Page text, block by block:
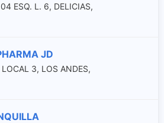
ESQ. L. 6, DELICIAS,
JD
3, LOS ANDES,